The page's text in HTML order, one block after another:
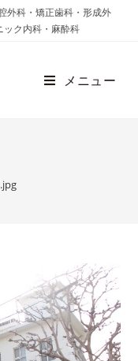
外科・矯正歯科・形成外
ック内科・麻酔科
メニュー